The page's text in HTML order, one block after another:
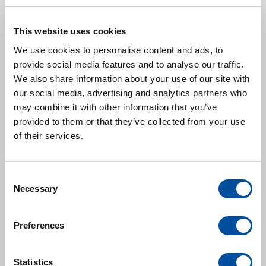
This website uses cookies
We use cookies to personalise content and ads, to
provide social media features and to analyse our traffic.
We also share information about your use of our site with
our social media, advertising and analytics partners who
may combine it with other information that you’ve
provided to them or that they’ve collected from your use
of their services.
Necessary
Preferences
Statistics
Isolatiemonitoren, alarmsystemen en
overspanningsbeveiliging
Communicatiesystemen - VHF's,
luidsprekers, radars en dergelijken
Waarom kiezen voor ons?
✔Supersnelle Levering – Dankzij een
uitgebreide voorraad en efficiënte verzending
uitsluitend gecertificeerde kwaliteitsproducten
✔Specialistische Technische Ondersteuning
– Onze experts helpen u bij het identificeren
en selecteren van de juiste reserveonderdelen.